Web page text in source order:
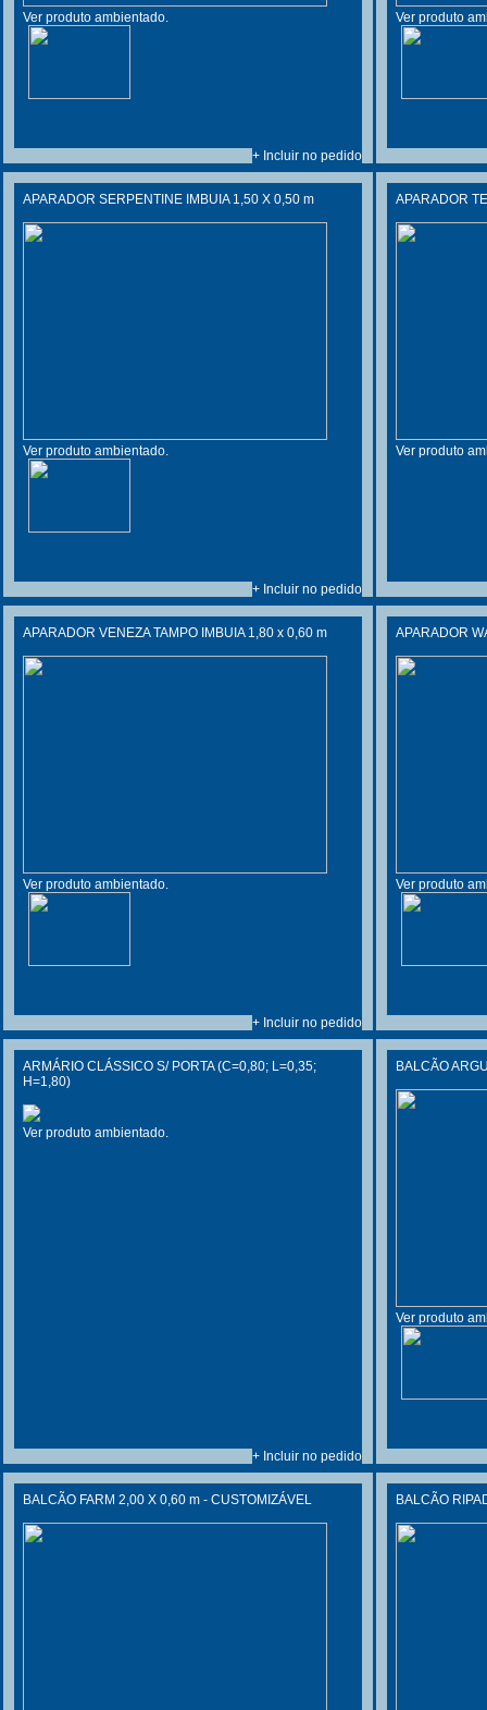
Ver produto ambientado.
+ Incluir no pedido
Ver produto
APARADOR SERPENTINE IMBUIA 1,50 X 0,50 m
Ver produto ambientado.
+ Incluir no pedido
APARADOR
Ver produto
APARADOR VENEZA TAMPO IMBUIA 1,80 x 0,60 m
Ver produto ambientado.
+ Incluir no pedido
APARADOR
Ver produto
ARMÁRIO CLÁSSICO S/ PORTA (C=0,80; L=0,35;
H=1,80)
Ver produto ambientado.
+ Incluir no pedido
BALCÃO
Ver produto
BALCÃO FARM 2,00 X 0,60 m - CUSTOMIZÁVEL BALCÃO